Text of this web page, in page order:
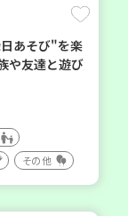
あそび"を楽
や友達と遊び
その他